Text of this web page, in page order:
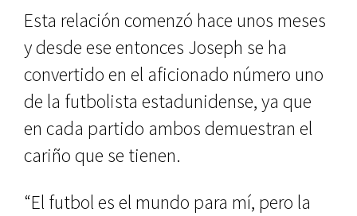
Esta relación comenzó hace unos meses
y desde ese entonces Joseph se ha
convertido en el aficionado número uno
de la futbolista estadunidense, ya que
en cada partido ambos demuestran el
cariño que se tienen.
“El futbol es el mundo para mí, pero la